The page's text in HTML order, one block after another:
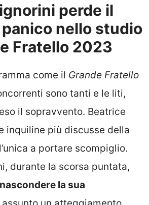
perde il
nello studio
Fratello 2023
come il Grande Fratello
sono tanti e le liti,
il sopravvento. Beatrice
inquiline più discusse della
a portare scompiglio.
durante la scorsa puntata,
nascondere la sua